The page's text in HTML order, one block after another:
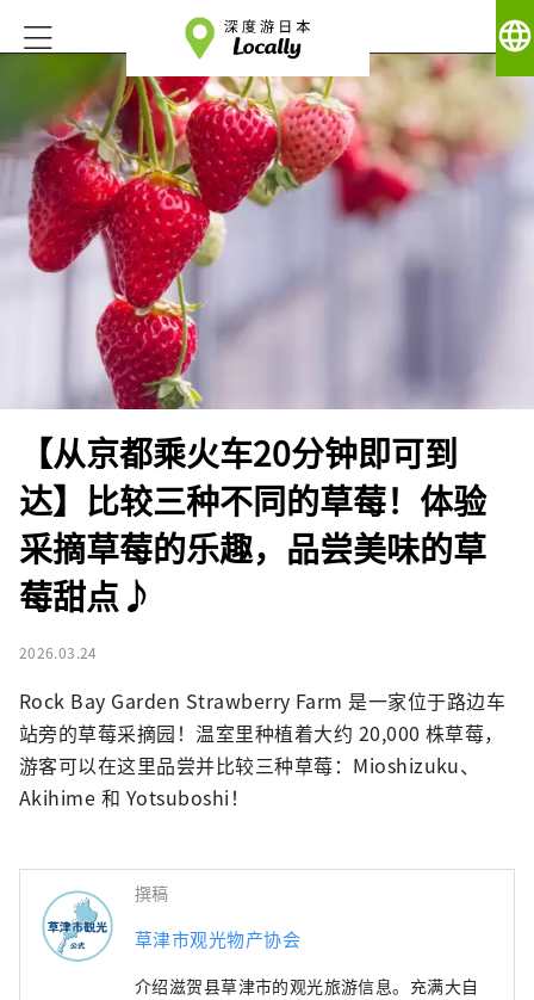
language
【从京都乘火车20分钟即可到
达】比较三种不同的草莓！体验
采摘草莓的乐趣，品尝美味的草
莓甜点♪
2026.03.24
Rock Bay Garden Strawberry Farm 是一家位于路边车
站旁的草莓采摘园！温室里种植着大约 20,000 株草莓，
游客可以在这里品尝并比较三种草莓：Mioshizuku、
Akihime 和 Yotsuboshi！
撰稿
草津市观光物产协会
介绍滋贺县草津市的观光旅游信息。充满大自